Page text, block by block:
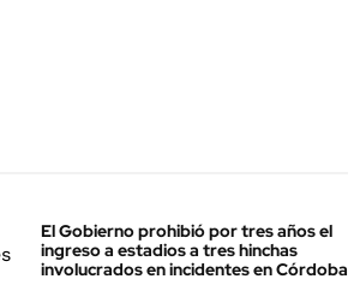
El Gobierno prohibió por tres años el
ingreso a estadios a tres hinchas
involucrados en incidentes en Córdoba